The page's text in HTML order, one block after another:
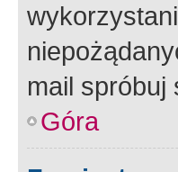
mail spróbuj
Góra